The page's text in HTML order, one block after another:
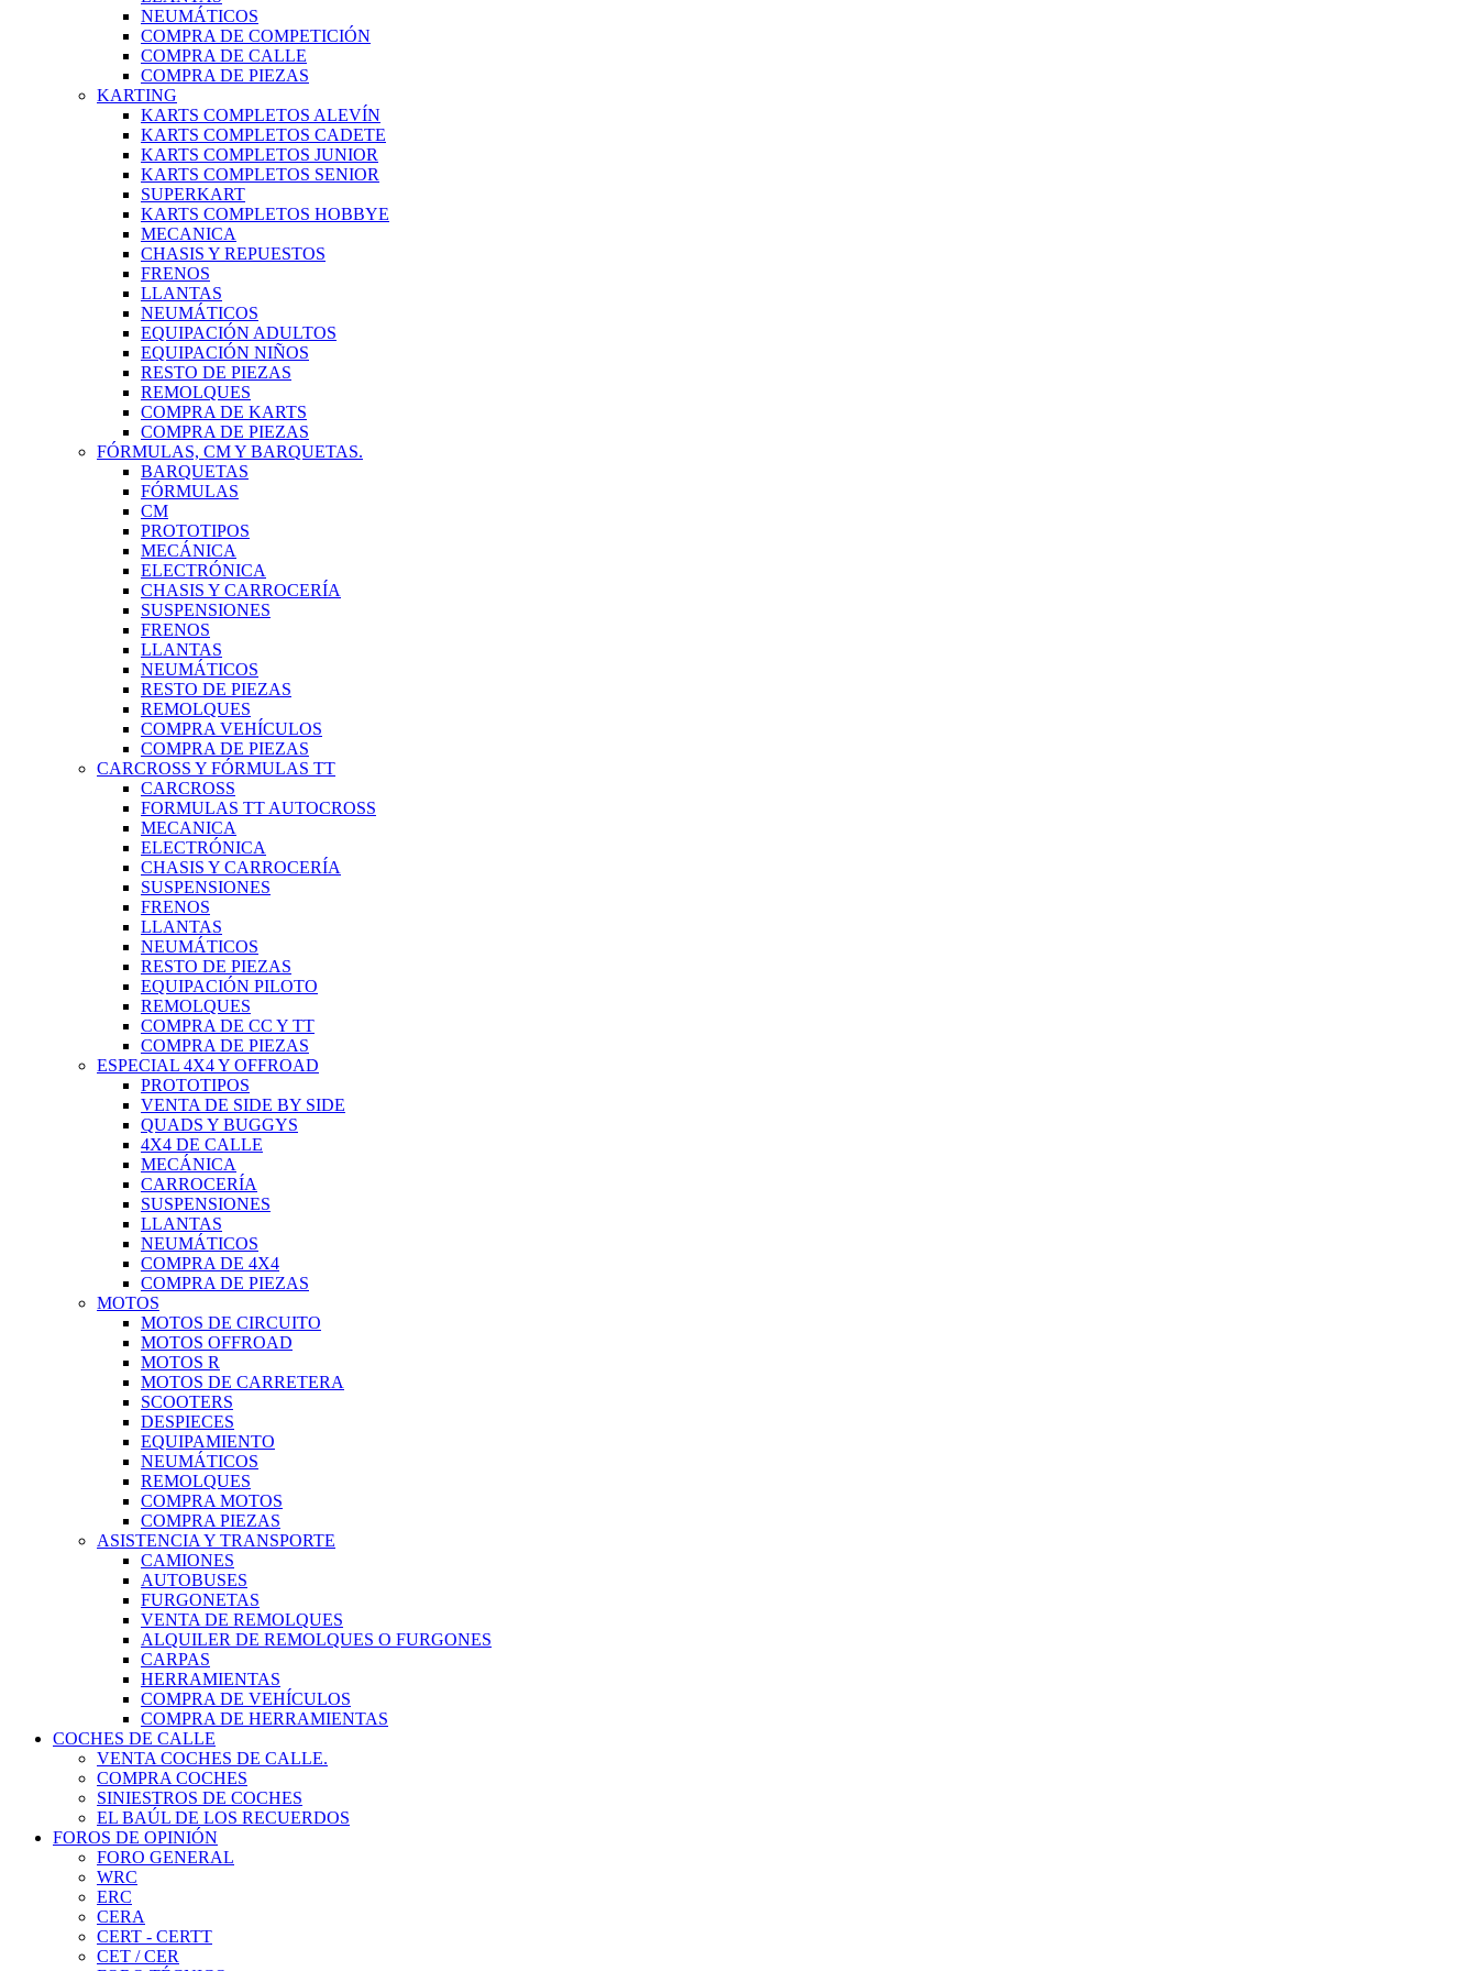
NEUMÁTICOS
COMPRA DE COMPETICIÓN
COMPRA DE CALLE
COMPRA DE PIEZAS
KARTING
KARTS COMPLETOS ALEVÍN
KARTS COMPLETOS CADETE
KARTS COMPLETOS JUNIOR
KARTS COMPLETOS SENIOR
SUPERKART
KARTS COMPLETOS HOBBYE
MECANICA
CHASIS Y REPUESTOS
FRENOS
LLANTAS
NEUMÁTICOS
EQUIPACIÓN ADULTOS
EQUIPACIÓN NIÑOS
RESTO DE PIEZAS
REMOLQUES
COMPRA DE KARTS
COMPRA DE PIEZAS
FÓRMULAS, CM Y BARQUETAS.
BARQUETAS
FÓRMULAS
CM
PROTOTIPOS
MECÁNICA
ELECTRÓNICA
CHASIS Y CARROCERÍA
SUSPENSIONES
FRENOS
LLANTAS
NEUMÁTICOS
RESTO DE PIEZAS
REMOLQUES
COMPRA VEHÍCULOS
COMPRA DE PIEZAS
CARCROSS Y FÓRMULAS TT
CARCROSS
FORMULAS TT AUTOCROSS
MECANICA
ELECTRÓNICA
CHASIS Y CARROCERÍA
SUSPENSIONES
FRENOS
LLANTAS
NEUMÁTICOS
RESTO DE PIEZAS
EQUIPACIÓN PILOTO
REMOLQUES
COMPRA DE CC Y TT
COMPRA DE PIEZAS
ESPECIAL 4X4 Y OFFROAD
PROTOTIPOS
VENTA DE SIDE BY SIDE
QUADS Y BUGGYS
4X4 DE CALLE
MECÁNICA
CARROCERÍA
SUSPENSIONES
LLANTAS
NEUMÁTICOS
COMPRA DE 4X4
COMPRA DE PIEZAS
MOTOS
MOTOS DE CIRCUITO
MOTOS OFFROAD
MOTOS R
MOTOS DE CARRETERA
SCOOTERS
DESPIECES
EQUIPAMIENTO
NEUMÁTICOS
REMOLQUES
COMPRA MOTOS
COMPRA PIEZAS
ASISTENCIA Y TRANSPORTE
CAMIONES
AUTOBUSES
FURGONETAS
VENTA DE REMOLQUES
ALQUILER DE REMOLQUES O FURGONES
CARPAS
HERRAMIENTAS
COMPRA DE VEHÍCULOS
COMPRA DE HERRAMIENTAS
COCHES DE CALLE
VENTA COCHES DE CALLE.
COMPRA COCHES
SINIESTROS DE COCHES
EL BAÚL DE LOS RECUERDOS
FOROS DE OPINIÓN
FORO GENERAL
WRC
ERC
CERA
CERT - CERTT
CET / CER